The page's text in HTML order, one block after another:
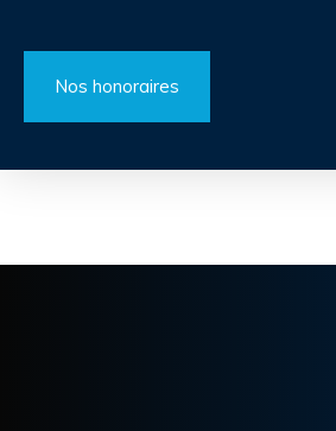
Nos honoraires